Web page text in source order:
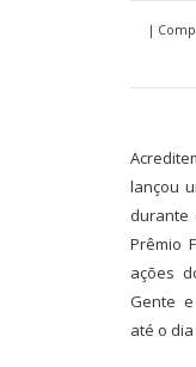
|
lançou
durante
Prêmio
ações
Gente
até o